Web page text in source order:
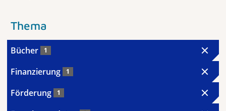
Thema
Bücher 1
Finanzierung 1
Förderung 1